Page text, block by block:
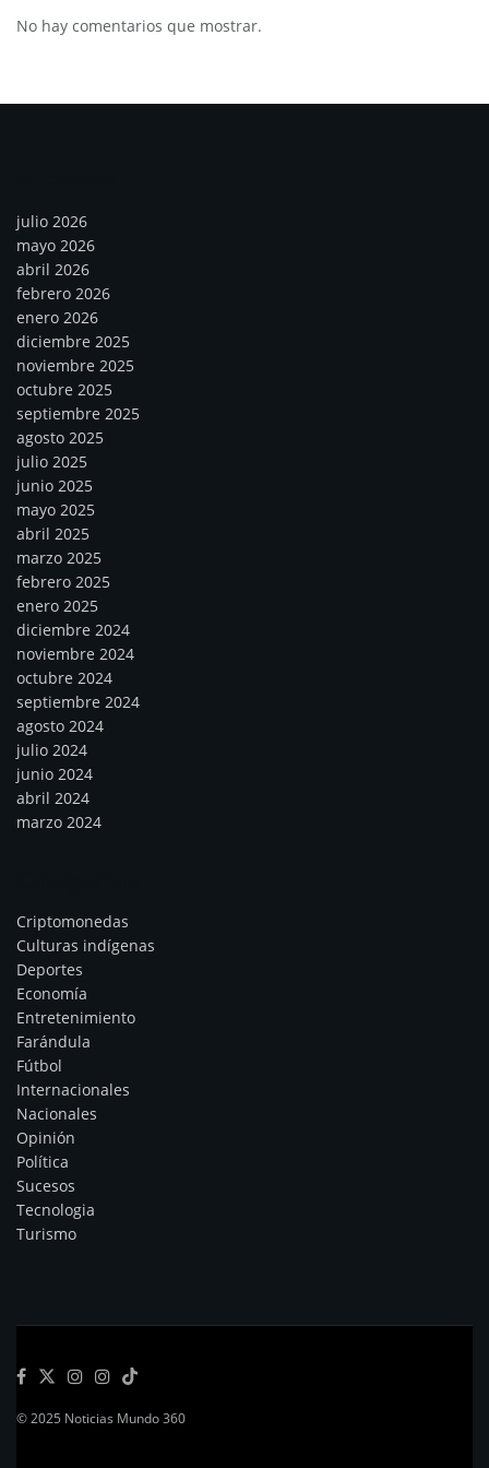
No hay comentarios que mostrar.
julio 2026
mayo 2026
abril 2026
febrero 2026
enero 2026
diciembre 2025
noviembre 2025
octubre 2025
septiembre 2025
agosto 2025
julio 2025
junio 2025
mayo 2025
abril 2025
marzo 2025
febrero 2025
enero 2025
diciembre 2024
noviembre 2024
octubre 2024
septiembre 2024
agosto 2024
julio 2024
junio 2024
abril 2024
marzo 2024
Criptomonedas
Culturas indígenas
Deportes
Economía
Entretenimiento
Farándula
Fútbol
Internacionales
Nacionales
Opinión
Política
Sucesos
Tecnologia
Turismo
© 2025 Noticias Mundo 360